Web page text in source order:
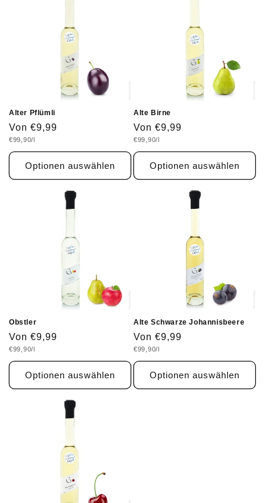
Alter Pflümli
Normaler
Preis
Von €9,99
Grundpreis
€99,90/l
Optionen auswählen
Alte Birne
Normaler
Preis
Von €9,99
Grundpreis
€99,90/l
Optionen auswählen
Obstler
Normaler
Preis
Von €9,99
Grundpreis
€99,90/l
Optionen auswählen
Alte Schwarze Johannisbeere
Normaler
Preis
Von €9,99
Grundpreis
€99,90/l
Optionen auswählen